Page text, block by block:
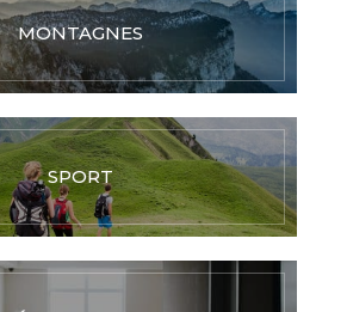
MONTAGNES
SPORT